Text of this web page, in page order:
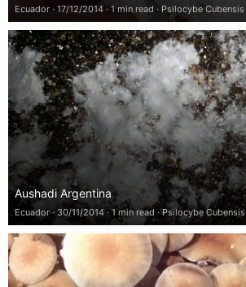
Ecuador 17/12/2014 1 min read Psilocybe Cubensis
Aushadi Argentina
Ecuador 30/11/2014 1 min read Psilocybe Cubensis